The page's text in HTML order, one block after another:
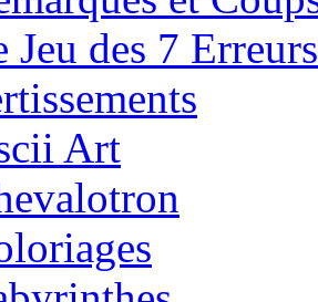
Jeu des 7 Erreurs
Art